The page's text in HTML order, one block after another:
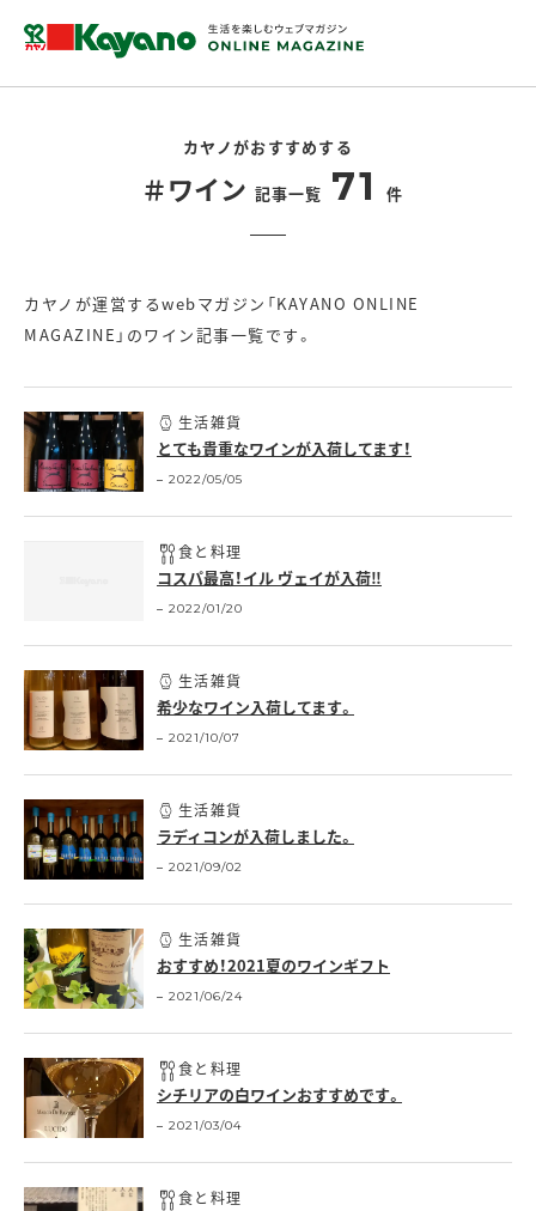
カヤノがおすすめする
＃ワイン 記事一覧 71 件
カヤノが運営するwebマガジン「KAYANO ONLINE
MAGAZINE」のワイン記事一覧です。
生活雑貨
とても貴重なワインが入荷してます！
2022/05/05
食と料理
コスパ最高！イル ヴェイが入荷‼
2022/01/20
生活雑貨
希少なワイン入荷してます。
2021/10/07
生活雑貨
ラディコンが入荷しました。
2021/09/02
生活雑貨
おすすめ！2021夏のワインギフト
2021/06/24
食と料理
シチリアの白ワインおすすめです。
2021/03/04
食と料理